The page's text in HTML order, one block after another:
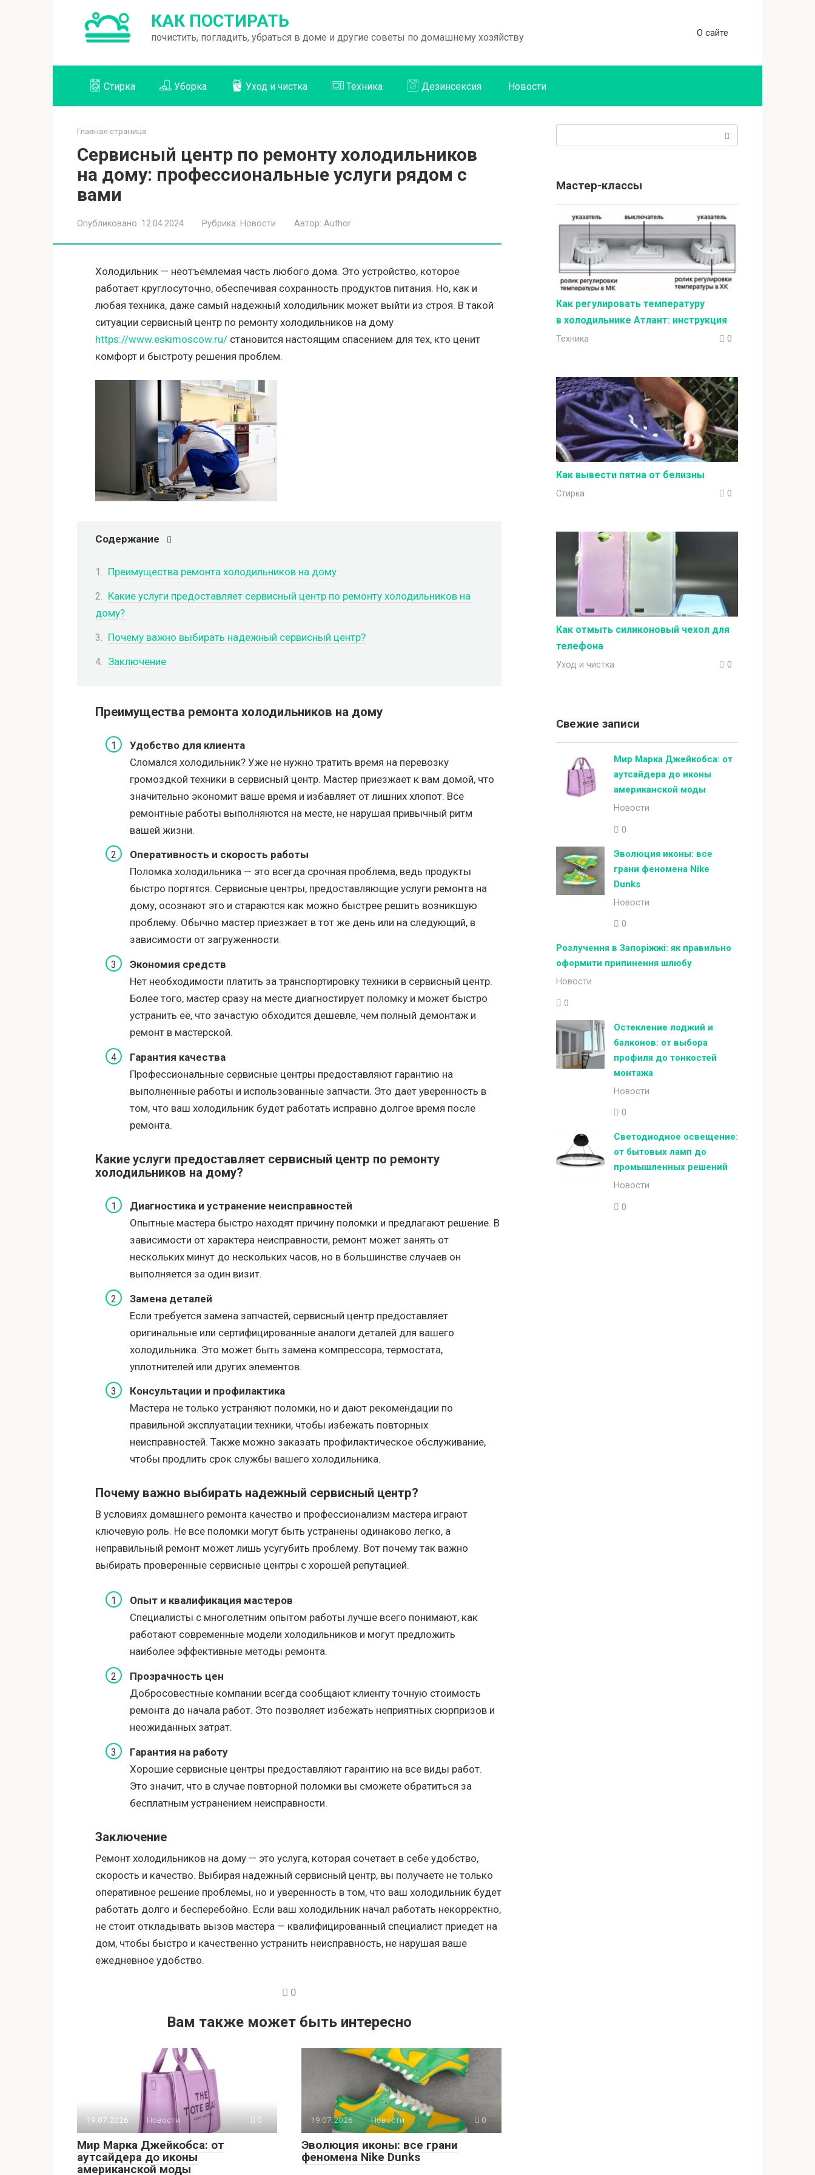
КАК ПОСТИРАТЬ
почистить, погладить, убраться в доме и другие советы по домашнему хозяйству О сайте
Стирка Уборка Уход и чистка Техника Дезинсексия Новости
Главная страница
Сервисный центр по ремонту холодильников
на дому: профессиональные услуги рядом с
вами
Опубликовано: 12.04.2024 Рубрика: Новости Автор: Author
Холодильник — неотъемлемая часть любого дома. Это устройство, которое
работает круглосуточно, обеспечивая сохранность продуктов питания. Но, как и
любая техника, даже самый надежный холодильник может выйти из строя. В такой
ситуации сервисный центр по ремонту холодильников на дому
https://www.eskimoscow.ru/ становится настоящим спасением для тех, кто ценит
комфорт и быстроту решения проблем.
Содержание
Преимущества ремонта холодильников на дому
Какие услуги предоставляет сервисный центр по ремонту холодильников на
дому?
Почему важно выбирать надежный сервисный центр?
Заключение
Преимущества ремонта холодильников на дому
Удобство для клиента
Сломался холодильник? Уже не нужно тратить время на перевозку
громоздкой техники в сервисный центр. Мастер приезжает к вам домой, что
значительно экономит ваше время и избавляет от лишних хлопот. Все
ремонтные работы выполняются на месте, не нарушая привычный ритм
вашей жизни.
Оперативность и скорость работы
Поломка холодильника — это всегда срочная проблема, ведь продукты
быстро портятся. Сервисные центры, предоставляющие услуги ремонта на
дому, осознают это и стараются как можно быстрее решить возникшую
проблему. Обычно мастер приезжает в тот же день или на следующий, в
зависимости от загруженности.
Экономия средств
Нет необходимости платить за транспортировку техники в сервисный центр.
Более того, мастер сразу на месте диагностирует поломку и может быстро
устранить её, что зачастую обходится дешевле, чем полный демонтаж и
ремонт в мастерской.
Гарантия качества
Профессиональные сервисные центры предоставляют гарантию на
выполненные работы и использованные запчасти. Это дает уверенность в
том, что ваш холодильник будет работать исправно долгое время после
ремонта.
Какие услуги предоставляет сервисный центр по ремонту
холодильников на дому?
Диагностика и устранение неисправностей
Опытные мастера быстро находят причину поломки и предлагают решение. В
зависимости от характера неисправности, ремонт может занять от
нескольких минут до нескольких часов, но в большинстве случаев он
выполняется за один визит.
Замена деталей
Если требуется замена запчастей, сервисный центр предоставляет
оригинальные или сертифицированные аналоги деталей для вашего
холодильника. Это может быть замена компрессора, термостата,
уплотнителей или других элементов.
Консультации и профилактика
Мастера не только устраняют поломки, но и дают рекомендации по
правильной эксплуатации техники, чтобы избежать повторных
неисправностей. Также можно заказать профилактическое обслуживание,
чтобы продлить срок службы вашего холодильника.
Почему важно выбирать надежный сервисный центр?
В условиях домашнего ремонта качество и профессионализм мастера играют
ключевую роль. Не все поломки могут быть устранены одинаково легко, а
неправильный ремонт может лишь усугубить проблему. Вот почему так важно
выбирать проверенные сервисные центры с хорошей репутацией.
Опыт и квалификация мастеров
Специалисты с многолетним опытом работы лучше всего понимают, как
работают современные модели холодильников и могут предложить
наиболее эффективные методы ремонта.
Прозрачность цен
Добросовестные компании всегда сообщают клиенту точную стоимость
ремонта до начала работ. Это позволяет избежать неприятных сюрпризов и
неожиданных затрат.
Гарантия на работу
Хорошие сервисные центры предоставляют гарантию на все виды работ.
Это значит, что в случае повторной поломки вы сможете обратиться за
бесплатным устранением неисправности.
Заключение
Ремонт холодильников на дому — это услуга, которая сочетает в себе удобство,
скорость и качество. Выбирая надежный сервисный центр, вы получаете не только
оперативное решение проблемы, но и уверенность в том, что ваш холодильник будет
работать долго и бесперебойно. Если ваш холодильник начал работать некорректно,
не стоит откладывать вызов мастера — квалифицированный специалист приедет на
дом, чтобы быстро и качественно устранить неисправность, не нарушая ваше
ежедневное удобство.
0
Вам также может быть интересно
19.07.2026 Новости 0
Мир Марка Джейкобса: от
аутсайдера до иконы
американской моды
19.07.2026 Новости 0
Эволюция иконы: все грани
феномена Nike Dunks
Мастер-классы
Как регулировать температуру
в холодильнике Атлант: инструкция
Техника 0
Как вывести пятна от белизны
Стирка 0
Как отмыть силиконовый чехол для
телефона
Уход и чистка 0
Свежие записи
Мир Марка Джейкобса: от
аутсайдера до иконы
американской моды
Новости
0
Эволюция иконы: все
грани феномена Nike
Dunks
Новости
0
Розлучення в Запоріжжі: як правильно
оформити припинення шлюбу
Новости
0
Остекление лоджий и
балконов: от выбора
профиля до тонкостей
монтажа
Новости
0
Светодиодное освещение:
от бытовых ламп до
промышленных решений
Новости
0